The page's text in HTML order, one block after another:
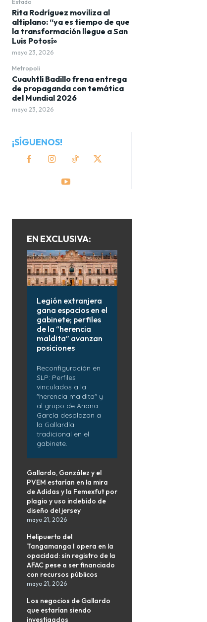
Estado
Rita Rodríguez moviliza al
altiplano: “ya es tiempo de que
la transformación llegue a San
Luis Potosí»
mayo 23, 2026
Metropoli
Cuauhtli Badillo frena entrega
de propaganda con temática
del Mundial 2026
mayo 23, 2026
¡SÍGUENOS!
EN EXCLUSIVA:
Legión extranjera
gana espacios en el
gabinete; perfiles
de la “herencia
maldita” avanzan
posiciones
Reconfiguración en
SLP: Perfiles
vinculados a la
"herencia maldita" y
al grupo de Ariana
García desplazan a
la Gallardía
tradicional en el
gabinete.
Gallardo, González y el
PVEM estarían en la mira
de Adidas y la Femexfut por
plagio y uso indebido de
diseño del jersey
mayo 21, 2026
Helipuerto del
Tangamanga I opera en la
opacidad: sin registro de la
AFAC pese a ser financiado
con recursos públicos
mayo 21, 2026
Los negocios de Gallardo
que estarían siendo
investigados